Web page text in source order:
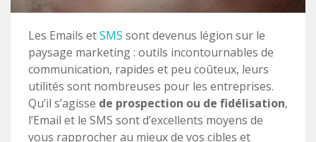
Les Emails etSMS sont devenus légion sur le
paysage marketing : outils incontournables de
communication, rapides et peu coûteux, leurs
utilités sont nombreuses pour les entreprises.
Qu’il s’agisse de prospection ou de fidélisation,
l’Email et le SMS sont d’excellents moyens de
vous rapprocher au mieux de vos cibles et